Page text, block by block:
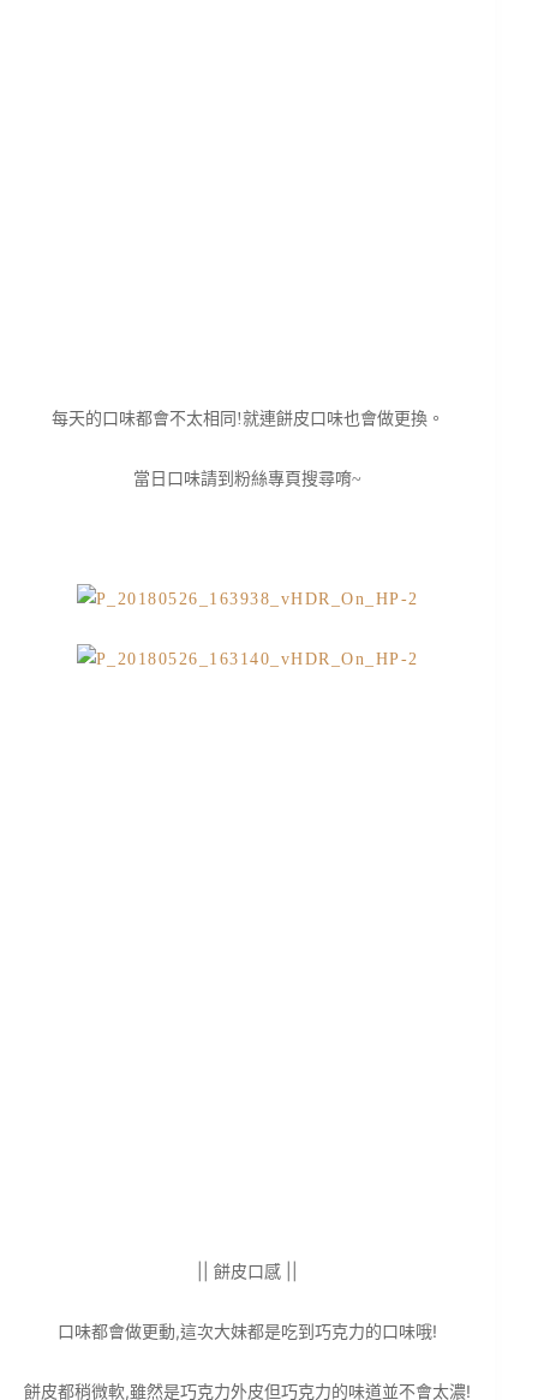
每天的口味都會不太相同!就連餅皮口味也會做更換。
當日口味請到粉絲專頁搜尋唷~
|| 餅皮口感 ||
口味都會做更動,這次大妹都是吃到巧克力的口味哦!
餅皮都稍微軟,雖然是巧克力外皮但巧克力的味道並不會太濃!